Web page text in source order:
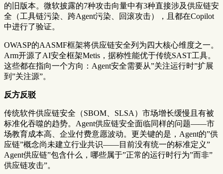
的旧版本。微软披露的7种攻击向量中有3种直接涉及供应链安
全（工具链污染、跨Agent污染、回滚攻击），且都在Copilot
中进行了验证。
OWASP的AASMF框架将供应链安全列为四大核心维度之一。
Arm开源了AI安全框架Metis，据称性能优于传统SAST工具。
这些都在指向一个方向：Agent安全需要从”关注运行时”扩展
到”关注源”。
反方反驳
传统软件供应链安全（SBOM、SLSA）市场增长缓慢且有被
标准化吞噬的趋势。Agent供应链安全面临同样的问题——市
场教育成本高、企业付费意愿波动。更关键的是，Agent的”供
应链”概念尚未建立行业共识——目前没有统一的标准定义”
Agent供应链”包含什么，哪些属于”正常的运行时行为”而非”
供应链攻击”。